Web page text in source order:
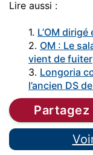
Lire aussi :
1. L’OM
2. OM : Le
vient de fuiter
3. Longoria
l’ancien DS
Partagez